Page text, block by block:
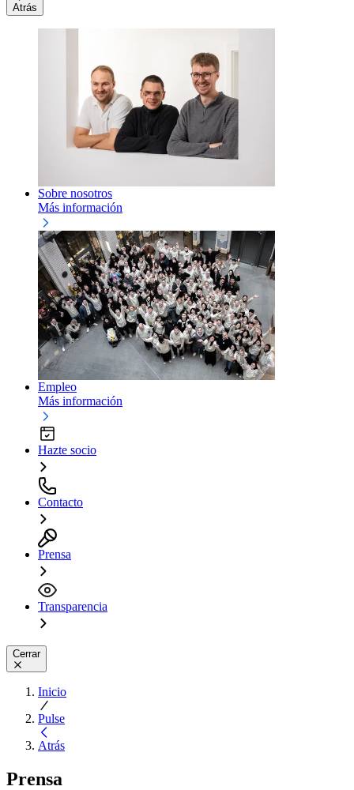
Atrás
Sobre nosotros
Más información
Empleo
Más información
Hazte socio
Contacto
Prensa
Transparencia
Cerrar
Inicio
Pulse
Atrás
Prensa